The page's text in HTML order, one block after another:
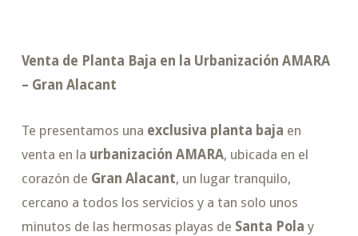
Venta de Planta Baja en la Urbanización AMARA
– Gran Alacant
Te presentamos una exclusiva planta baja en
venta en la urbanización AMARA, ubicada en el
corazón de Gran Alacant, un lugar tranquilo,
cercano a todos los servicios y a tan solo unos
minutos de las hermosas playas de Santa Pola y